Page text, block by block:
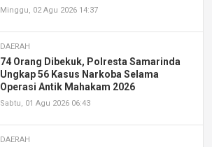
Minggu, 02 Agu 2026 14:37
DAERAH
74 Orang Dibekuk, Polresta Samarinda
Ungkap 56 Kasus Narkoba Selama
Operasi Antik Mahakam 2026
Sabtu, 01 Agu 2026 06:43
DAERAH